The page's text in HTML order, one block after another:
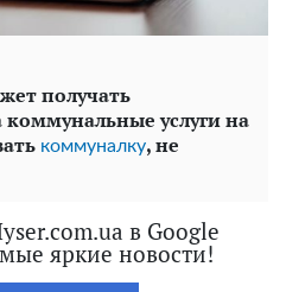
получать
коммунальные услуги на
коммуналку, не
в Google
яркие новости!